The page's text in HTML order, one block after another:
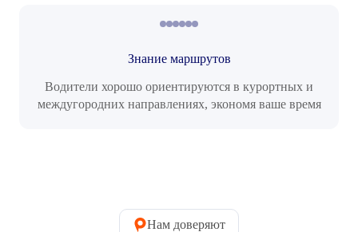
Знание маршрутов
Водители хорошо ориентируются в курортных и
междугородних направлениях, экономя ваше время
Нам доверяют